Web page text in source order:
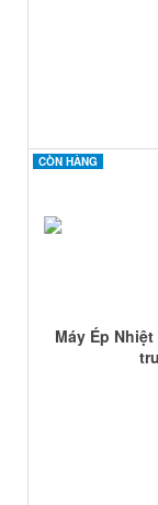
CÒN HÀNG
CÒN HÀNG
Máy Ép